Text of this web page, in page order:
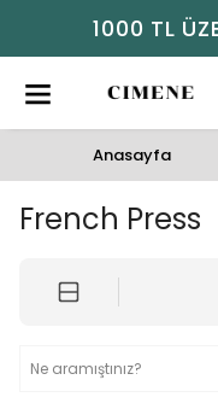
1000 TL
Anasayfa
French Press